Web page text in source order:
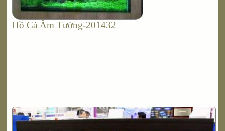
Hồ Cá Âm Tường-201432